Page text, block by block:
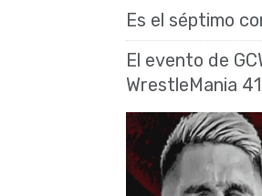
Es el séptimo
El evento de
WrestleMania 41